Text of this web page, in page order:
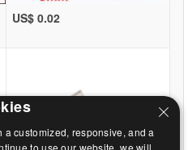
US$ 0.02
customized, responsive, and a
to use our website, we will